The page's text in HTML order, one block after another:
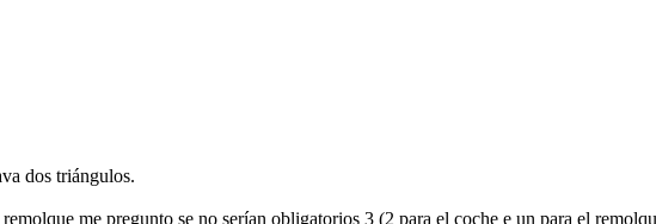
dos triángulos.
me pregunto se no serían obligatorios 3 (2 para el coche e un para el